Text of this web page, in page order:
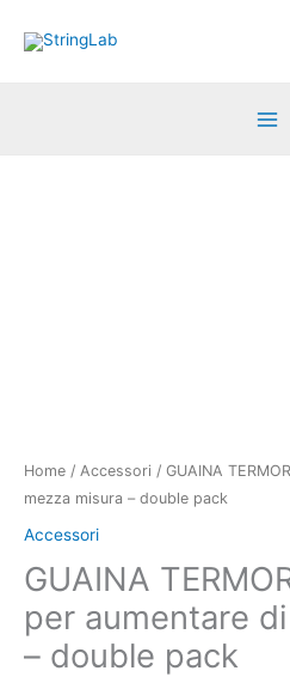
Home / Accessori / GUAINA
mezza misura – double pack
Accessori
GUAINA
per aumentare
– double pack
quantità
mezza